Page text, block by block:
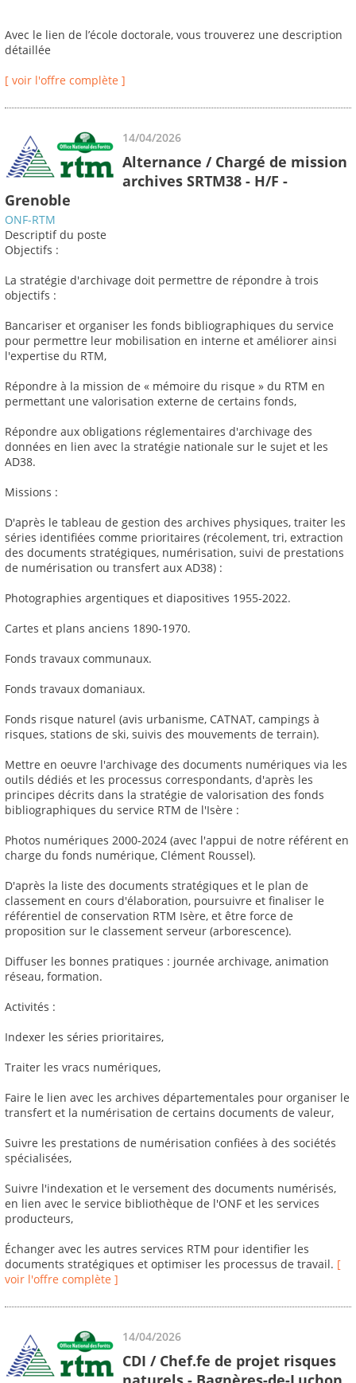
Avec le lien de l’école doctorale, vous trouverez une description
détaillée
[ voir l'offre complète ]
14/04/2026
Alternance / Chargé de mission
archives SRTM38 - H/F -
Grenoble
ONF-RTM
Descriptif du poste
Objectifs :
La stratégie d'archivage doit permettre de répondre à trois
objectifs :
Bancariser et organiser les fonds bibliographiques du service
pour permettre leur mobilisation en interne et améliorer ainsi
l'expertise du RTM,
Répondre à la mission de « mémoire du risque » du RTM en
permettant une valorisation externe de certains fonds,
Répondre aux obligations réglementaires d'archivage des
données en lien avec la stratégie nationale sur le sujet et les
AD38.
Missions :
D'après le tableau de gestion des archives physiques, traiter les
séries identifiées comme prioritaires (récolement, tri, extraction
des documents stratégiques, numérisation, suivi de prestations
de numérisation ou transfert aux AD38) :
Photographies argentiques et diapositives 1955-2022.
Cartes et plans anciens 1890-1970.
Fonds travaux communaux.
Fonds travaux domaniaux.
Fonds risque naturel (avis urbanisme, CATNAT, campings à
risques, stations de ski, suivis des mouvements de terrain).
Mettre en oeuvre l'archivage des documents numériques via les
outils dédiés et les processus correspondants, d'après les
principes décrits dans la stratégie de valorisation des fonds
bibliographiques du service RTM de l'Isère :
Photos numériques 2000-2024 (avec l'appui de notre référent en
charge du fonds numérique, Clément Roussel).
D'après la liste des documents stratégiques et le plan de
classement en cours d'élaboration, poursuivre et finaliser le
référentiel de conservation RTM Isère, et être force de
proposition sur le classement serveur (arborescence).
Diffuser les bonnes pratiques : journée archivage, animation
réseau, formation.
Activités :
Indexer les séries prioritaires,
Traiter les vracs numériques,
Faire le lien avec les archives départementales pour organiser le
transfert et la numérisation de certains documents de valeur,
Suivre les prestations de numérisation confiées à des sociétés
spécialisées,
Suivre l'indexation et le versement des documents numérisés,
en lien avec le service bibliothèque de l'ONF et les services
producteurs,
Échanger avec les autres services RTM pour identifier les
documents stratégiques et optimiser les processus de travail. [
voir l'offre complète ]
14/04/2026
CDI / Chef.fe de projet risques